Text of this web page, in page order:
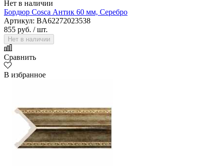
Нет в наличии
Бордюр Cosca Антик 60 мм, Cеребро
Артикул: BA62272023538
855 руб. / шт.
Нет в наличии
Сравнить
В избранное